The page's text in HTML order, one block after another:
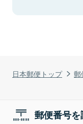
日本郵便トップ 郵
郵便番号